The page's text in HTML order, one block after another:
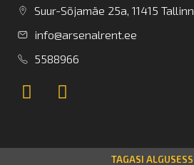
Suur-Sõjamäe 25a, 11415 Tallinn
info@arsenalrent.ee
5588966
TAGASI